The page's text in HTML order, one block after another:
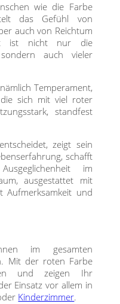
in
wie die Farbe
das Gefühl von
auch von Reichtum
ist nicht nur die
auch vieler
Temperament,
sich mit viel roter
standfest
zeigt sein
schafft
im
ausgestattet mit
Aufmerksamkeit und
im gesamten
Mit der roten Farbe
und zeigen Ihr
Einsatz vor allem in
Kinderzimmer.